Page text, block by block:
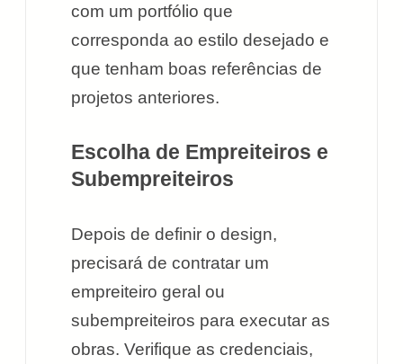
com um portfólio que
corresponda ao estilo desejado e
que tenham boas referências de
projetos anteriores.
Escolha de Empreiteiros e
Subempreiteiros
Depois de definir o design,
precisará de contratar um
empreiteiro geral ou
subempreiteiros para executar as
obras. Verifique as credenciais,